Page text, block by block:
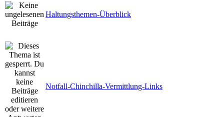
Haltungsthemen-Überblick
Notfall-Chinchilla-Vermittlung-Links